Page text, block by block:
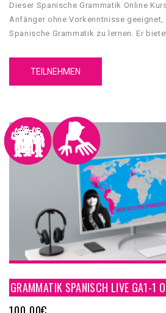
Dieser Spanische Grammatik Online
Anfänger ohne Vorkenntnisse
Spanische Grammatik zu lernen. Er
Unser GA1-1 Spanische Grammatik
TEILNEHMEN
GRAMMATIK SPANISCH LIVE GA1-1